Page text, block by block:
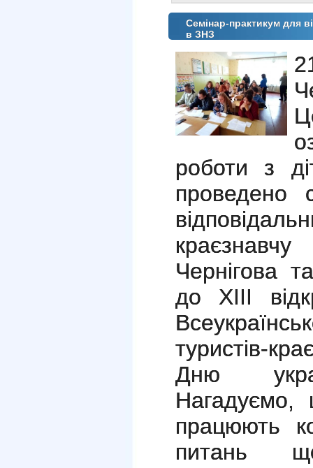
Cемінар-практикум для
в ЗНЗ
роботи з
проведено
Чернігова
до ХІІІ
туристів-
Дню
працюють
питань